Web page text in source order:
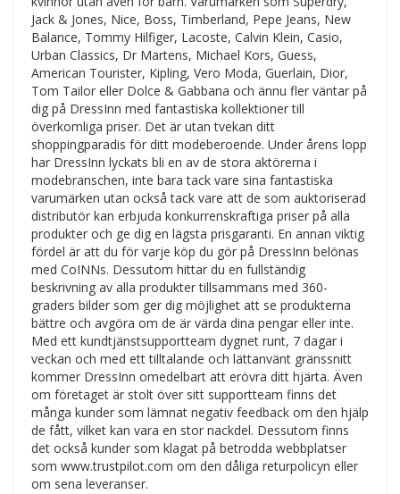
Jack & Jones, Nice, Boss, Timberland, Pepe Jeans, New
Balance, Tommy Hilfiger, Lacoste, Calvin Klein, Casio,
Urban Classics, Dr Martens, Michael Kors, Guess,
American Tourister, Kipling, Vero Moda, Guerlain, Dior,
Tom Tailor eller Dolce & Gabbana och ännu fler väntar på
dig på DressInn med fantastiska kollektioner till
överkomliga priser. Det är utan tvekan ditt
shoppingparadis för ditt modeberoende. Under årens lopp
har DressInn lyckats bli en av de stora aktörerna i
modebranschen, inte bara tack vare sina fantastiska
varumärken utan också tack vare att de som auktoriserad
distributör kan erbjuda konkurrenskraftiga priser på alla
produkter och ge dig en lägsta prisgaranti. En annan viktig
fördel är att du för varje köp du gör på DressInn belönas
med CoINNs. Dessutom hittar du en fullständig
beskrivning av alla produkter tillsammans med 360-
graders bilder som ger dig möjlighet att se produkterna
bättre och avgöra om de är värda dina pengar eller inte.
Med ett kundtjänstsupportteam dygnet runt, 7 dagar i
veckan och med ett tilltalande och lättanvänt gränssnitt
kommer DressInn omedelbart att erövra ditt hjärta. Även
om företaget är stolt över sitt supportteam finns det
många kunder som lämnat negativ feedback om den hjälp
de fått, vilket kan vara en stor nackdel. Dessutom finns
det också kunder som klagat på betrodda webbplatser
som www.trustpilot.com om den dåliga returpolicyn eller
om sena leveranser.